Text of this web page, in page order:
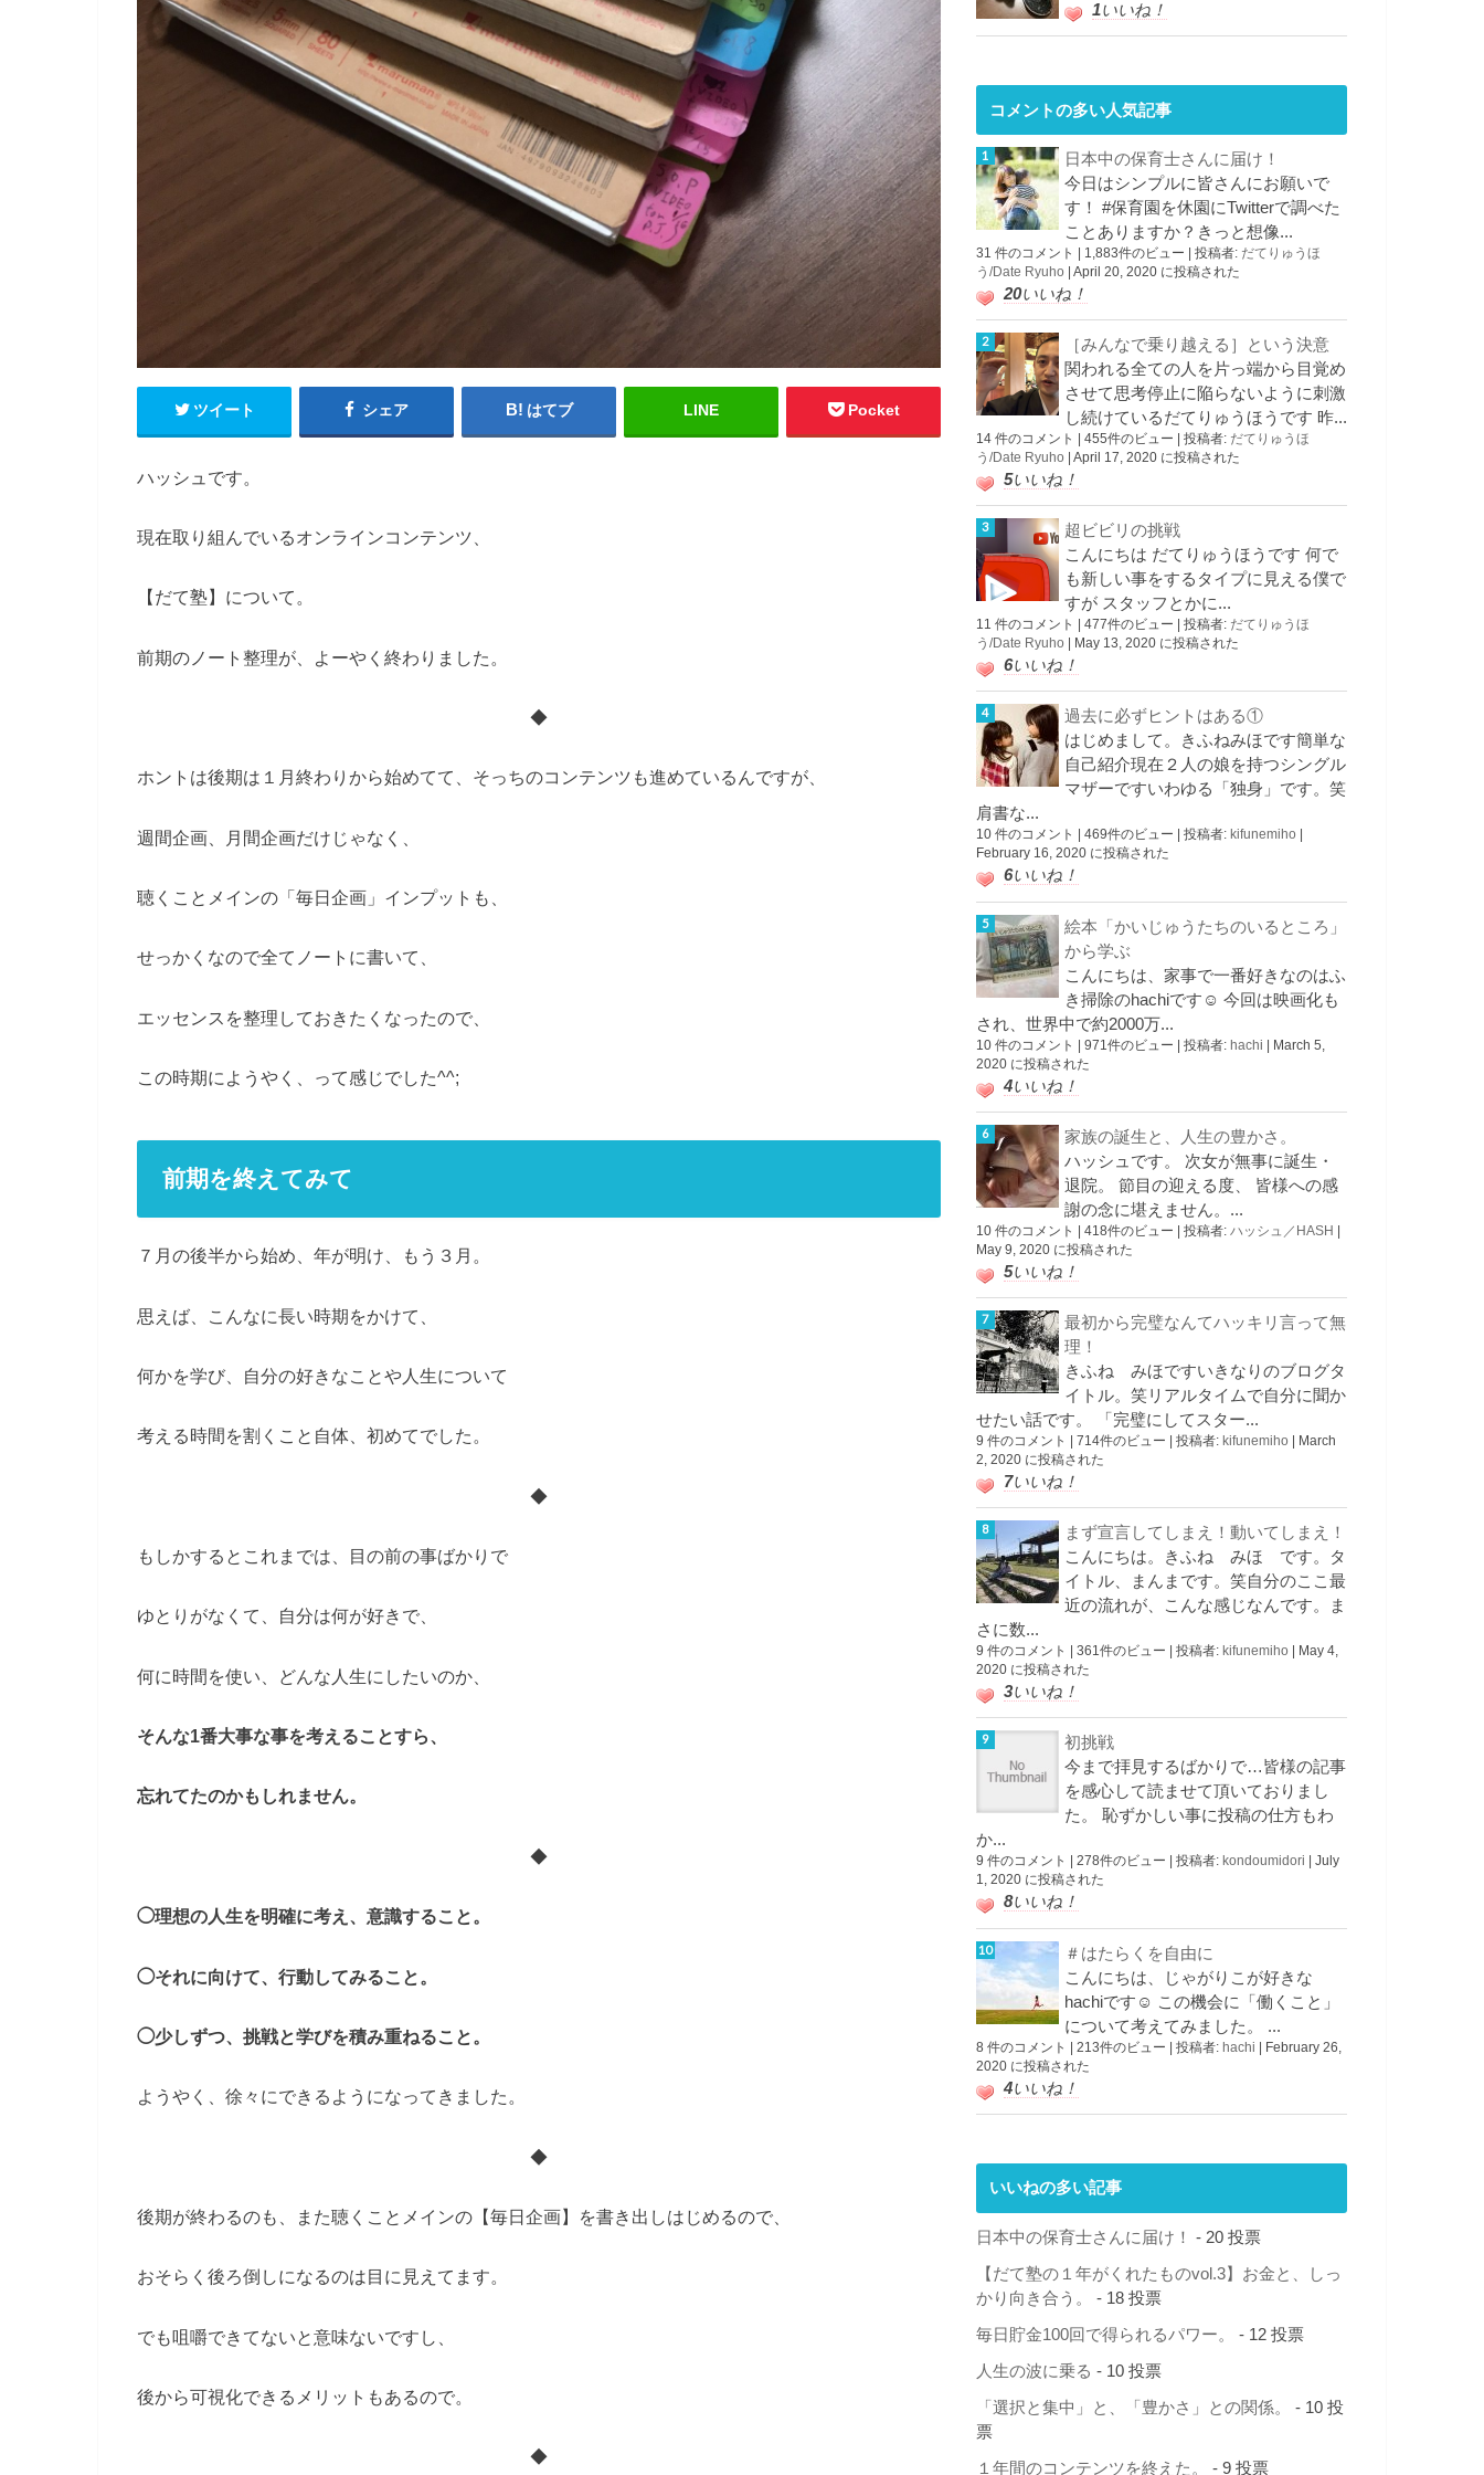
ツイート シェア はてブ LINE Pocket
ハッシュです。
現在取り組んでいるオンラインコンテンツ、
【だて塾】について。
前期のノート整理が、よーやく終わりました。
◆
ホントは後期は１月終わりから始めてて、そっちのコンテンツも進めているんですが、
週間企画、月間企画だけじゃなく、
聴くことメインの「毎日企画」インプットも、
せっかくなので全てノートに書いて、
エッセンスを整理しておきたくなったので、
この時期にようやく、って感じでした^^;
前期を終えてみて
７月の後半から始め、年が明け、もう３月。
思えば、こんなに長い時期をかけて、
何かを学び、自分の好きなことや人生について
考える時間を割くこと自体、初めてでした。
◆
もしかするとこれまでは、目の前の事ばかりで
ゆとりがなくて、自分は何が好きで、
何に時間を使い、どんな人生にしたいのか、
そんな1番大事な事を考えることすら、
忘れてたのかもしれません。
◆
◯理想の人生を明確に考え、意識すること。
◯それに向けて、行動してみること。
◯少しずつ、挑戦と学びを積み重ねること。
ようやく、徐々にできるようになってきました。
◆
後期が終わるのも、また聴くことメインの【毎日企画】を書き出しはじめるので、
おそらく後ろ倒しになるのは目に見えてます。
でも咀嚼できてないと意味ないですし、
後から可視化できるメリットもあるので。
◆
1いいね！
コメントの多い人気記事
日本中の保育士さんに届け！
今日はシンプルに皆さんにお願いで
す！ #保育園を休園にTwitterで調べた
ことありますか？きっと想像...
31 件のコメント | 1,883件のビュー | 投稿者: だてりゅうほ
う/Date Ryuho | April 20, 2020 に投稿された
20いいね！
［みんなで乗り越える］という決意
関われる全ての人を片っ端から目覚め
させて思考停止に陥らないように刺激
し続けているだてりゅうほうです 昨...
14 件のコメント 455件のビュー 投稿者: だてりゅうほ
う/Date Ryuho
April 17, 2020 に投稿された
5いいね！
超ビビリの挑戦
こんにちは だてりゅうほうです 何で
も新しい事をするタイプに見える僕で
すが スタッフとかに...
11 件のコメント 477件のビュー 投稿者: だてりゅうほ
う/Date Ryuho
May 13, 2020 に投稿された
6いいね！
過去に必ずヒントはある①
はじめまして。きふねみほです簡単な
自己紹介現在２人の娘を持つシングル
マザーですいわゆる「独身」です。笑
肩書な...
10 件のコメント 469件のビュー 投稿者: kifunemiho
February 16, 2020 に投稿された
6いいね！
絵本「かいじゅうたちのいるところ」
から学ぶ
こんにちは、家事で一番好きなのはふ
き掃除のhachiです☺︎ 今回は映画化も
され、世界中で約2000万...
10 件のコメント | 971件のビュー | 投稿者: hachi | March 5,
2020 に投稿された
4いいね！
家族の誕生と、人生の豊かさ。
ハッシュです。 次女が無事に誕生・
退院。 節目の迎える度、 皆様への感
謝の念に堪えません。...
10 件のコメント | 418件のビュー | 投稿者: ハッシュ／HASH |
May 9, 2020 に投稿された
5いいね！
最初から完璧なんてハッキリ言って無
理！
きふね みほですいきなりのブログタ
イトル。笑リアルタイムで自分に聞か
せたい話です。 「完璧にしてスター...
9 件のコメント 714件のビュー 投稿者: kifunemiho
March
2, 2020 に投稿された
7いいね！
まず宣言してしまえ！動いてしまえ！
こんにちは。きふね みほ です。タ
イトル、まんまです。笑自分のここ最
近の流れが、こんな感じなんです。ま
さに数...
9 件のコメント 361件のビュー 投稿者: kifunemiho
May 4,
2020 に投稿された
3いいね！
初挑戦
今まで拝見するばかりで…皆様の記事
を感心して読ませて頂いておりまし
た。 恥ずかしい事に投稿の仕方もわ
か...
9 件のコメント 278件のビュー 投稿者: kondoumidori
July
1, 2020 に投稿された
8いいね！
＃はたらくを自由に
こんにちは、じゃがりこが好きな
hachiです☺︎ この機会に「働くこと」
について考えてみました。 ...
8 件のコメント | 213件のビュー | 投稿者: hachi | February 26,
2020 に投稿された
4いいね！
いいねの多い記事
日本中の保育士さんに届け！ - 20 投票
【だて塾の１年がくれたものvol.3】お金と、しっ
かり向き合う。
- 18 投票
毎日貯金100回で得られるパワー。 - 12 投票
人生の波に乗る - 10 投票
「選択と集中」と、「豊かさ」との関係。
- 10 投
票
１年間のコンテンツを終えた。 - 9 投票